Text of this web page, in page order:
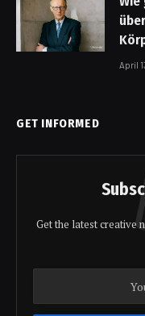
April
GET INFORMED
Get the latest creative